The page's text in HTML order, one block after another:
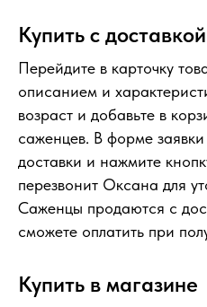
Купить с
Перейдите в карточку
описанием и
возраст и добавьте в
саженцев. В форме
доставки и нажмите
перезвонит Оксана для
Саженцы продаются с
сможете оплатить при
Купить в магазине